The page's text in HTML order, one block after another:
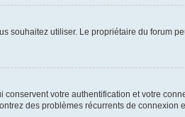
utiliser. Le propriétaire du forum
votre authentification et votre
des problèmes récurrents de